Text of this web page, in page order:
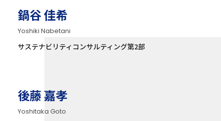
鍋谷 佳希
Yoshiki Nabetani
サステナビリティコンサルティング第2部
後藤 嘉孝
Yoshitaka Goto